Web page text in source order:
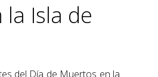
Isla de
del Día de Muertos en la